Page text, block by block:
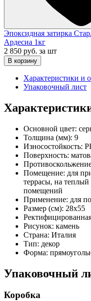
Эпоксидная затирка
Ардесиа 1кг
2 850 руб. за шт
В корзину
Характеристики и
Упаковочный лист
Основной цвет:
Толщина (мм): 9
Износостойкость:
Поверхность:
Помещение: для
террасы, на
помещений
Применение: для
Размер (см): 28x55
Рисунок: камень
Страна: Италия
Тип: декор
Форма:
Упаковочный
Коробка